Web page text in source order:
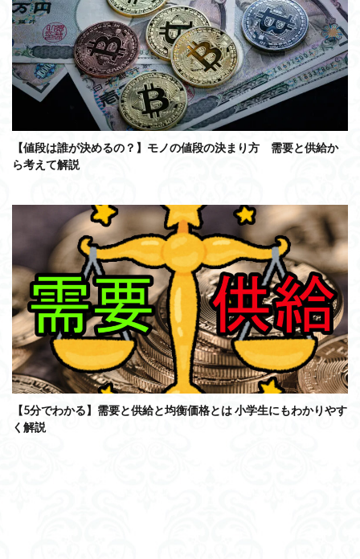
【値段は誰が決めるの？】モノの値段の決まり方 需要と供給か
ら考えて解説
【5分でわかる】需要と供給と均衡価格とは 小学生にもわかりやす
く解説